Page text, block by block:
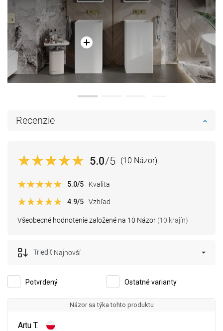
Recenzie
5.0/5 (10 Názor)
Všeobecné hodnotenie založené na 10 Názor (10 krajín)
5.0/5 Kvalita
4.9/5 Vzhľad
Potvrdený Ostatné varianty
Triediť:Najnovší
Názor sa týka tohto produktu
Artu T.